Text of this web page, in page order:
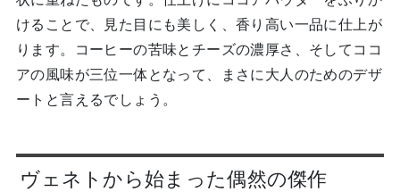
けることで、見た目にも美しく、香り高い一品に仕上が
ります。コーヒーの苦味とチーズの濃厚さ、そしてココ
アの風味が三位一体となって、まさに大人のためのデザ
ートと言えるでしょう。
ヴェネトから始まった偶然の傑作